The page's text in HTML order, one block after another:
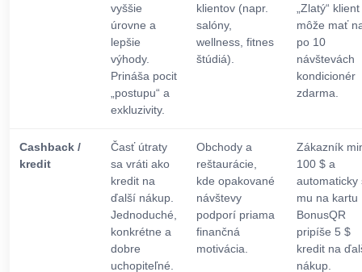
vyššie
úrovne a
lepšie
výhody.
Prináša pocit
„postupu“ a
exkluzivity.
klientov (napr.
salóny,
wellness, fitnes
štúdiá).
„Zlatý“ klient
môže mať
po 10
návštevách
kondicionér
zdarma.
Cashback /
kredit
Časť útraty
sa vráti ako
kredit na
ďalší nákup.
Jednoduché,
konkrétne a
dobre
uchopiteľné.
Obchody a
reštaurácie,
kde opakované
návštevy
podporí priama
finančná
motivácia.
Zákazník
100 $ a
automaticky
mu na kartu
BonusQR
pripíše 5 $
kredit na
nákup.